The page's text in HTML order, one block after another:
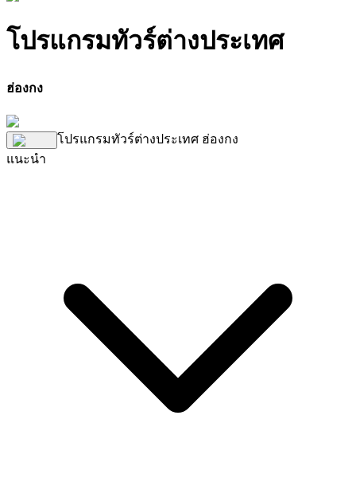
โปรแกรมทัวร์ต่างประเทศ
ฮ่องกง
โปรแกรมทัวร์ต่างประเทศ ฮ่องกง
แนะนำ